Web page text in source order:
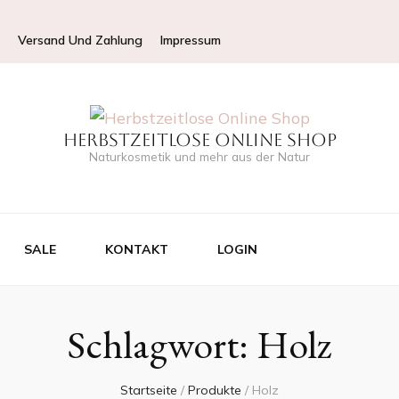
Versand Und Zahlung Impressum
Herbstzeitlose Online Shop
Naturkosmetik und mehr aus der Natur
SALE KONTAKT LOGIN
Schlagwort: Holz
Startseite / Produkte / Holz